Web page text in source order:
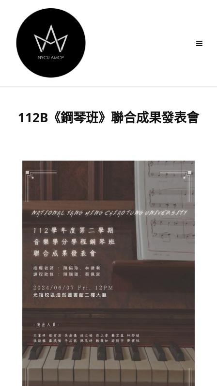
content
112B《鋼琴班》聯合成果發表會